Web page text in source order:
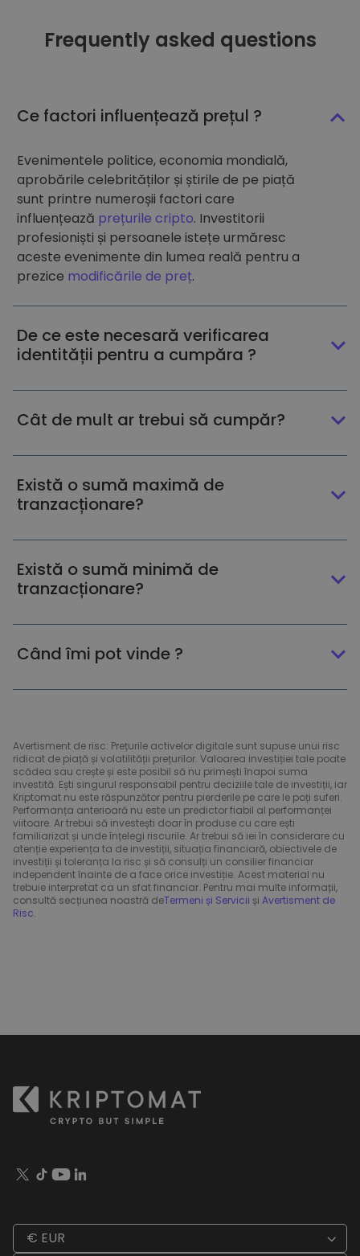
Frequently asked questions
Ce factori influențează prețul ?
Evenimentele politice, economia mondială,
aprobările celebrităților și știrile de pe piață
sunt printre numeroșii factori care
influențează prețurile cripto. Investitorii
profesioniști și persoanele istețe urmăresc
aceste evenimente din lumea reală pentru a
prezice modificările de preț.
De ce este necesară verificarea
identității pentru a cumpăra ?
Cât de mult ar trebui să cumpăr?
Există o sumă maximă de
tranzacționare?
Există o sumă minimă de
tranzacționare?
Când îmi pot vinde ?
Avertisment de risc: Prețurile activelor digitale sunt supuse unui risc
ridicat de piață și volatilității prețurilor. Valoarea investiției tale poate
scădea sau crește și este posibil să nu primești înapoi suma
investită. Ești singurul responsabil pentru deciziile tale de investiții, iar
Kriptomat nu este răspunzător pentru pierderile pe care le poți suferi.
Performanța anterioară nu este un predictor fiabil al performanței
viitoare. Ar trebui să investești doar în produse cu care ești
familiarizat și unde înțelegi riscurile. Ar trebui să iei în considerare cu
atenție experiența ta de investiții, situația financiară, obiectivele de
investiții și toleranța la risc și să consulți un consilier financiar
independent înainte de a face orice investiție. Acest material nu
trebuie interpretat ca un sfat financiar. Pentru mai multe informații,
consultă secțiunea noastră deTermeni și Servicii și Avertisment de
Risc.
€ EUR